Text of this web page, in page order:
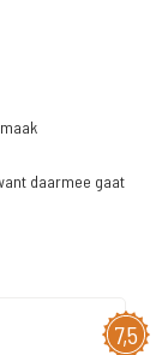
daarmee gaat
7,5